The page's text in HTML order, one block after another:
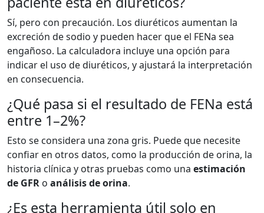
Sí, pero con precaución. Los diuréticos aumentan la
excreción de sodio y pueden hacer que el FENa sea
engañoso. La calculadora incluye una opción para
indicar el uso de diuréticos, y ajustará la interpretación
en consecuencia.
¿Qué pasa si el resultado de FENa está
entre 1–2%?
Esto se considera una zona gris. Puede que necesite
confiar en otros datos, como la producción de orina, la
historia clínica y otras pruebas como una estimación
de GFR o análisis de orina.
¿Es esta herramienta útil solo en